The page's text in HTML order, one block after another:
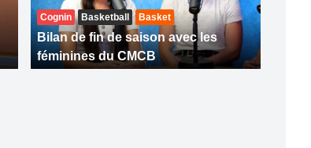
Cognin Basketball Basket
Bilan de fin de saison avec les
féminines du CMCB